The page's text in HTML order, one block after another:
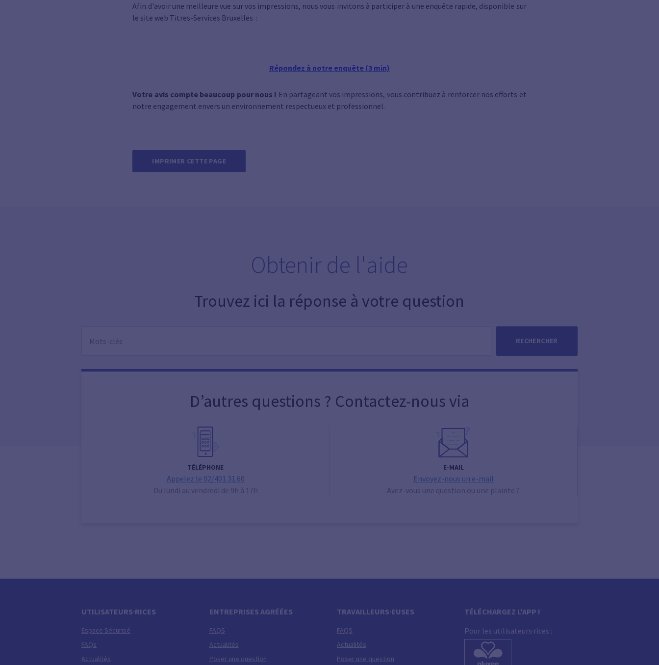
Afin d'avoir une meilleure vue sur vos impressions, nous vous invitons à participer à une enquête rapide, disponible sur
le site web Titres-Services Bruxelles :
Répondez à notre enquête (3 min)
Votre avis compte beaucoup pour nous ! En partageant vos impressions, vous contribuez à renforcer nos efforts et
notre engagement envers un environnement respectueux et professionnel.
IMPRIMER CETTE PAGE
Obtenir de l'aide
Trouvez ici la réponse à votre question
RECHERCHER
D’autres questions ? Contactez-nous via
TÉLÉPHONE
Appelez le 02/401.31.60
Du lundi au vendredi de 9h à 17h
E-MAIL
Envoyez-nous un e-mail
Avez-vous une question ou une plainte ?
UTILISATEURS·RICES
Espace Sécurisé
FAQs
Actualités
ENTREPRISES AGRÉÉES
FAQS
Actualités
Poser une question
TRAVAILLEURS·EUSES
FAQS
Actualités
Poser une question
TÉLÉCHARGEZ L'APP !
Pour les utilisateurs·rices :